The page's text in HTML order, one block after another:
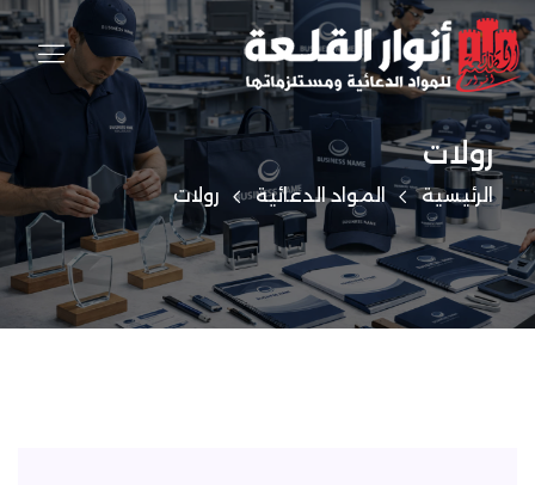
رولات
الرئيسية المواد الدعائية رولات